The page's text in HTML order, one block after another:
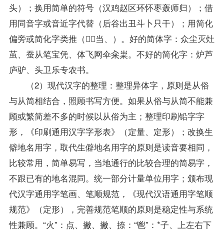
头）；换用简单的符号（汉鸡赵区环怀枣轰师归）；借
用同音字或音近字代替（后谷出丑斗卜只干）；用简化
偏旁或简化字类推（，当、）。好的简体字：众尘灭灶
茧、蚕从笔宝凭、体飞网伞籴粜。不好的简化字：炉芦
庐驴、头卫乐专农书。
（2）现代汉字的整理：整理异体字，原则是从俗
与从简相结合，照顾书写方便。如果从俗与从简不能兼
顾或繁简差不多的时候以从俗为主；整理印刷铅字字
形，《印刷通用汉字字形表》（定量、定形）；改换生
僻地名用字，取代生僻地名用字的原则是读音要相同，
比较常用，简单易写，当地通行的比较合理的简易字，
不跟已有的地名混同。统一部分计量单位用字；颁布现
代汉字通用字笔画、笔顺规范，《现代汉语通用字笔顺
规范》（定形），完善规范笔顺的原则是稳定性与系统
性兼顾。“火”：点、撇、撇、捺：“鬯”：*子、上左右下